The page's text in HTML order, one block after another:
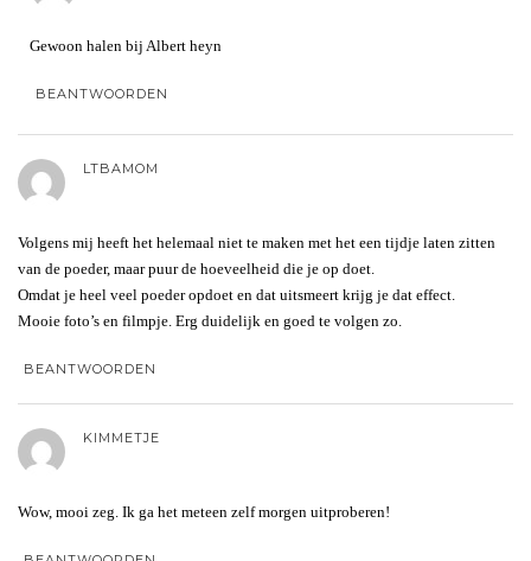
Gewoon halen bij Albert heyn
BEANTWOORDEN
LTBAMOM
Volgens mij heeft het helemaal niet te maken met het een tijdje laten zitten
van de poeder, maar puur de hoeveelheid die je op doet.
Omdat je heel veel poeder opdoet en dat uitsmeert krijg je dat effect.
Mooie foto’s en filmpje. Erg duidelijk en goed te volgen zo.
BEANTWOORDEN
KIMMETJE
Wow, mooi zeg. Ik ga het meteen zelf morgen uitproberen!